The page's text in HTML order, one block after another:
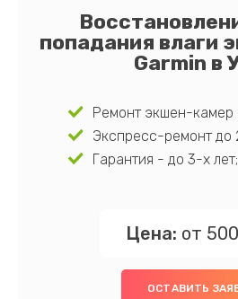
попадания влаги
Garmin в
Ремонт экшен-камер
Экспресс-ремонт до
Гарантия - до 3-х лет;
Цена: от
ОСТАВИТЬ